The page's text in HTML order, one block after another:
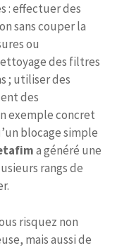
: effectuer des
sans couper la
ou
des filtres
; utiliser des
des
exemple concret
blocage simple
a généré une
rangs de
risquez non
mais aussi de